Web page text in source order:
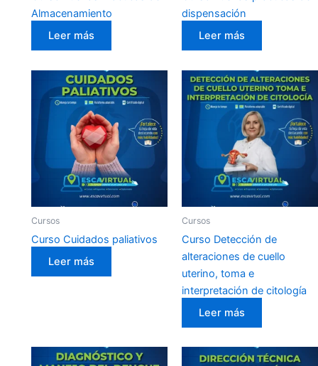
Almacenamiento
Leer más
dispensación
Leer más
Cursos
Curso Cuidados paliativos
Leer más
Cursos
Curso Detección de
alteraciones de cuello
uterino, toma e
interpretación de citología
Leer más